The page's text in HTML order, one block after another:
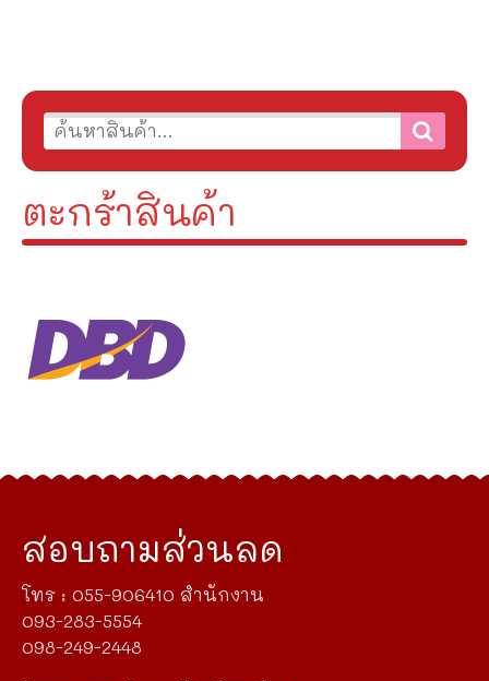
ตะกร้าสินค้า
สอบถามส่วนลด
โทร : 055-906410 สำนักงาน
093-283-5554
098-249-2448